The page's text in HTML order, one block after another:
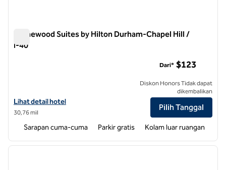
Homewood Suites by Hilton Durham-Chapel Hill /
I-40
Lihat detail hotel untuk Homewood Suites by Hilton Durham-Chapel
Lihat detail hotel
30,76 mil
Dari* $123
Diskon Honors Tidak dapat
dikembalikan
Pilih Tanggal
Sarapan cuma-cuma Parkir gratis Kolam luar ruangan
1 dari 12